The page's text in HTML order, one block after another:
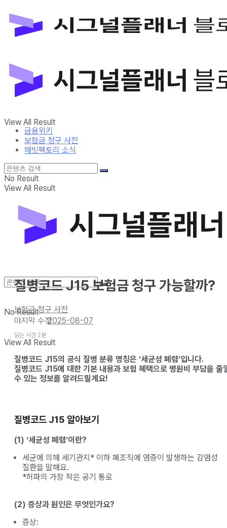
보험금 청구 사전
해빗팩토리 소식
View All Result
금융위키
보험금 청구 사전
해빗팩토리 소식
No Result
View All Result
No Result
View All Result
질병코드 J15 보험금 청구 가능할까?
보험금 청구 사전
2025-08-07
읽는 시간 2분
질병코드 J15의 공식 질병 분류 명칭은 ‘세균성 폐렴’입니다.
질병코드 J15에 대한 기본 내용과 보험 혜택으로 병원비 부담을 줄
수 있는 정보를 알려드릴게요!
질병코드 J15 알아보기
(1) ‘세균성 폐렴’이란?
세균에 의해 세기관지* 이하 폐조직에 염증이 발생하는 감염성
질환을 말해요.
*허파의 가장 작은 공기 통로
(2) 증상과 원인은 무엇인가요?
증상: